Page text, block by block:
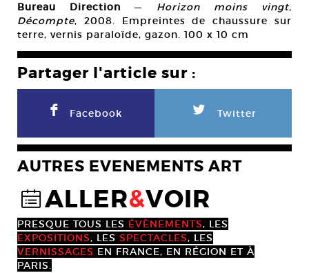
Bureau Direction — Horizon moins vingt,
Décompte, 2008. Empreintes de chaussure sur
terre, vernis paraloïde, gazon. 100 x 10 cm
Partager l'article sur :
F Facebook L Twitter
AUTRES EVENEMENTS ART
@ALLER&VOIR
PRESQUE TOUS LES ÉVÈNEMENTS, LES
EXPOSITIONS, LES SPECTACLES, LES
VERNISSAGES EN FRANCE, EN RÉGION ET À
PARIS.